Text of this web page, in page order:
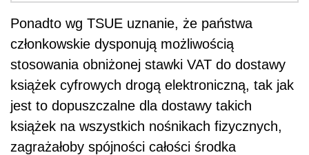
Ponadto wg TSUE uznanie, że państwa
członkowskie dysponują możliwością
stosowania obniżonej stawki VAT do dostawy
książek cyfrowych drogą elektroniczną, tak jak
jest to dopuszczalne dla dostawy takich
książek na wszystkich nośnikach fizycznych,
zagrażałoby spójności całości środka